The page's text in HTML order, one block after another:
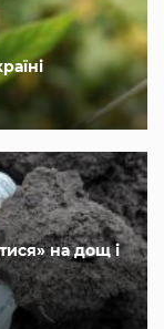
на дощ і